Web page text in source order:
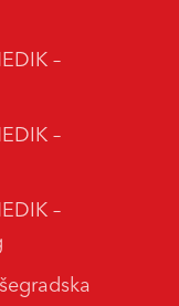
–
–
–